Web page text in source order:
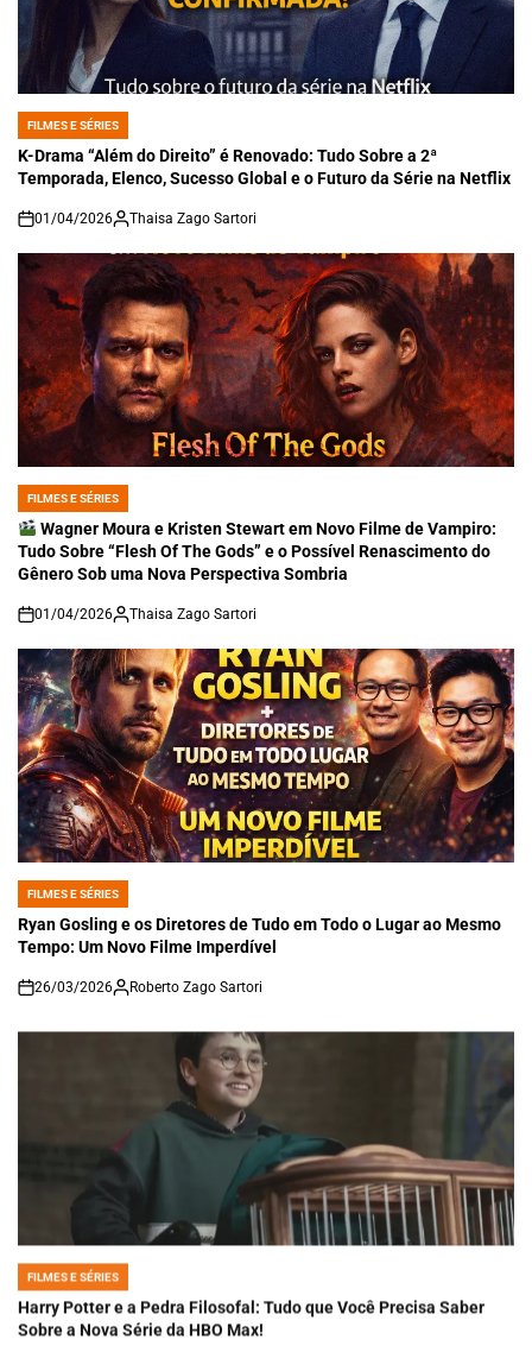
POSTED
IN
FILMES E SÉRIES
K-Drama “Além do Direito” é Renovado: Tudo Sobre a 2ª
Temporada, Elenco, Sucesso Global e o Futuro da Série na Netflix
on
01/04/2026 Thaisa Zago Sartori
POSTED
IN
FILMES E SÉRIES
Wagner Moura e Kristen Stewart em Novo Filme de Vampiro:
Tudo Sobre “Flesh Of The Gods” e o Possível Renascimento do
Gênero Sob uma Nova Perspectiva Sombria
on
01/04/2026 Thaisa Zago Sartori
POSTED
IN
FILMES E SÉRIES
Ryan Gosling e os Diretores de Tudo em Todo o Lugar ao Mesmo
Tempo: Um Novo Filme Imperdível
on
26/03/2026 Roberto Zago Sartori
POSTED
IN
FILMES E SÉRIES
Harry Potter e a Pedra Filosofal: Tudo que Você Precisa Saber
Sobre a Nova Série da HBO Max!